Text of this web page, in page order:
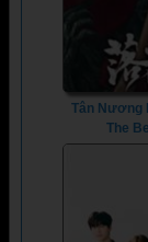
Tân Nương
The